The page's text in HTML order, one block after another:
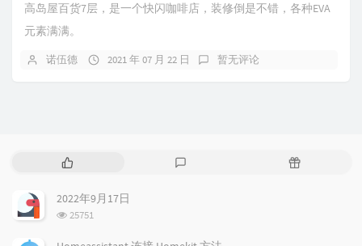
高岛屋百货7层，是一个快闪咖啡店，装修倒是不错，各种EVA
元素满满。
诺伍德 2021 年 07 月 22 日 暂无评论
热
文
章
随
2022年9月17日
浏
次
25751